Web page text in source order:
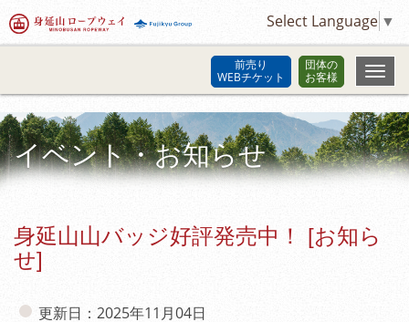
Select Language ▼
前売り
WEBチケット
団体の
お客様
イベント・お知らせ
身延山山バッジ好評発売中！ [お知ら
せ]
更新日：2025年11月04日